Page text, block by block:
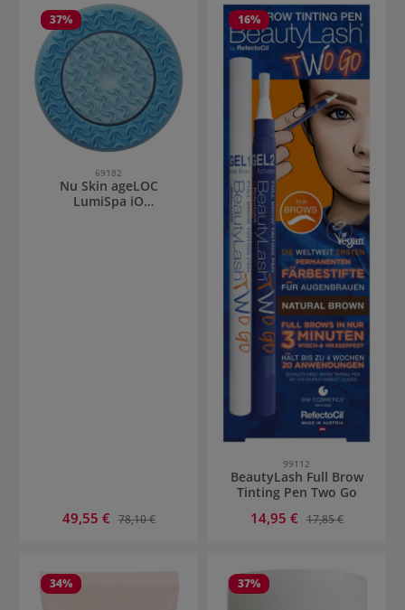
37%
69182
Nu Skin ageLOC
LumiSpa iO
Verkaufspreis:
49,55 € Regulärer Preis:
78,10 €
16%
99112
BeautyLash Full Brow
Tinting Pen Two Go
Verkaufspreis:
14,95 € Regulärer Preis:
17,85 €
34% 37%